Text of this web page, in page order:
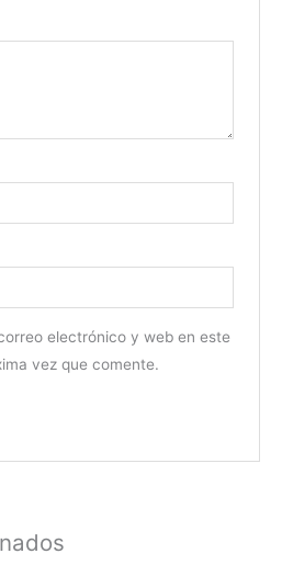
electrónico y web en este
vez que comente.